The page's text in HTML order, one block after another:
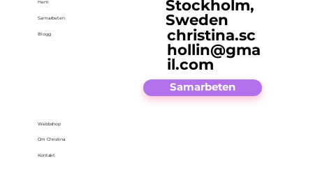
Hem
Samarbeten
Blogg
Webbshop
Om Christina
Kontakt
Stockholm,
Sweden
christina.sc
hollin@gma
il.com
Samarbeten